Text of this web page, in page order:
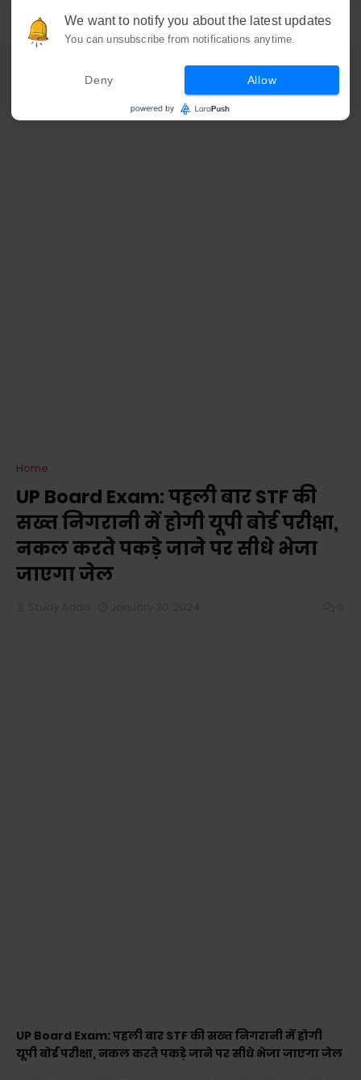
Home
UP Board Exam: पहली बार STF की
सख्त निगरानी में होगी यूपी बोर्ड परीक्षा,
नकल करते पकड़े जाने पर सीधे भेजा
जाएगा जेल
UP Board Exam: पहली बार STF की सख्त निगरानी में होगी
यूपी बोर्ड परीक्षा, नकल करते पकड़े जाने पर सीधे भेजा जाएगा जेल
We want to notify you about the latest updates
You can unsubscribe from notifications anytime.
Deny Allow